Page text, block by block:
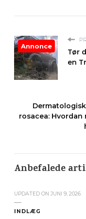
Tør
en
Annonce
rosacea:
Anbefalede
UPDATED ON JUNI 9, 2026
INDLÆG